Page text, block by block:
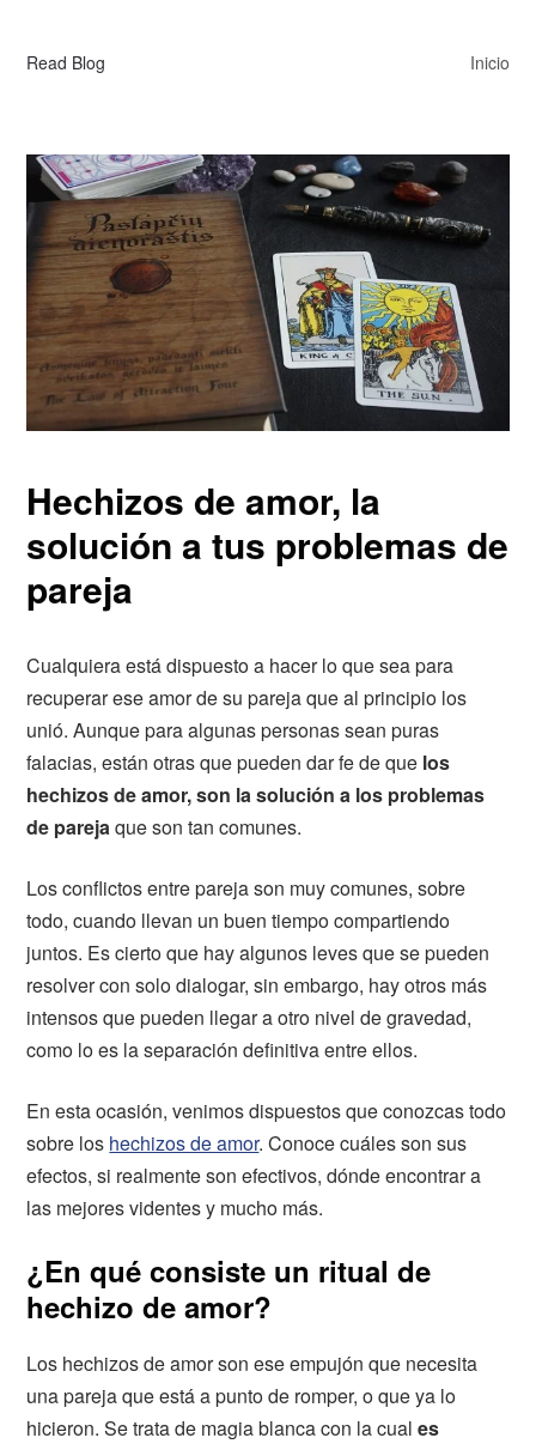
Read Blog Inicio
Hechizos de amor, la
solución a tus problemas de
pareja
Cualquiera está dispuesto a hacer lo que sea para
recuperar ese amor de su pareja que al principio los
unió. Aunque para algunas personas sean puras
falacias, están otras que pueden dar fe de que los
hechizos de amor, son la solución a los problemas
de pareja que son tan comunes.
Los conflictos entre pareja son muy comunes, sobre
todo, cuando llevan un buen tiempo compartiendo
juntos. Es cierto que hay algunos leves que se pueden
resolver con solo dialogar, sin embargo, hay otros más
intensos que pueden llegar a otro nivel de gravedad,
como lo es la separación definitiva entre ellos.
En esta ocasión, venimos dispuestos que conozcas todo
sobre los hechizos de amor. Conoce cuáles son sus
efectos, si realmente son efectivos, dónde encontrar a
las mejores videntes y mucho más.
¿En qué consiste un ritual de
hechizo de amor?
Los hechizos de amor son ese empujón que necesita
una pareja que está a punto de romper, o que ya lo
hicieron. Se trata de magia blanca con la cuales